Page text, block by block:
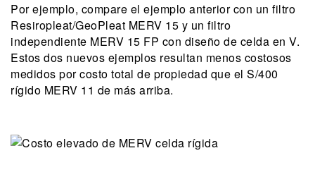
Por ejemplo, compare el ejemplo anterior con un filtro
Resiropleat/GeoPleat MERV 15 y un filtro
independiente MERV 15 FP con diseño de celda en V.
Estos dos nuevos ejemplos resultan menos costosos
medidos por costo total de propiedad que el S/400
rígido MERV 11 de más arriba.